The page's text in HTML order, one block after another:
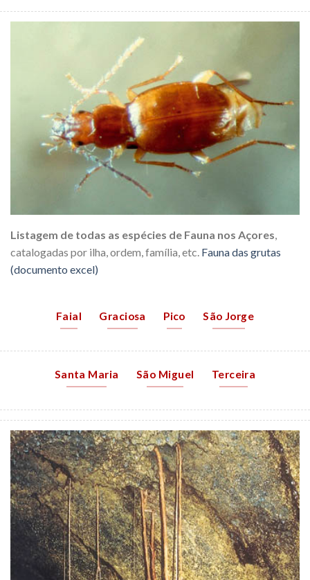
Listagem de todas as espécies de Fauna nos Açores
catalogadas por ilha, ordem, família, etc. Fauna das grutas
(documento excel)
Faial Graciosa Pico São Jorge
Santa Maria São Miguel Terceira